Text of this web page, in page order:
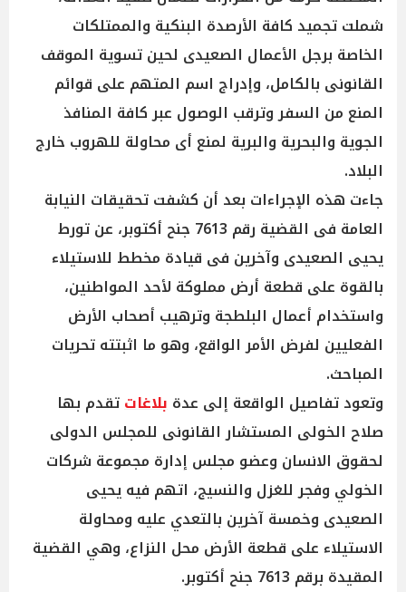
شملت تجميد كافة الأرصدة البنكية والممتلكات
الخاصة برجل الأعمال الصعيدى لحين تسوية الموقف
القانونى بالكامل، وإدراج اسم المتهم على قوائم
المنع من السفر وترقب الوصول عبر كافة المنافذ
الجوية والبحرية والبرية لمنع أى محاولة للهروب خارج
البلاد.
جاءت هذه الإجراءات بعد أن كشفت تحقيقات النيابة
العامة فى القضية رقم 7613 جنح أكتوبر، عن تورط
يحيى الصعيدى وآخرين فى قيادة مخطط للاستيلاء
بالقوة على قطعة أرض مملوكة لأحد المواطنين،
واستخدام أعمال البلطجة وترهيب أصحاب الأرض
الفعليين لفرض الأمر الواقع، وهو ما اثبتته تحريات
المباحث.
وتعود تفاصيل الواقعة إلى عدة بلاغاتتقدم بها
صلاح الخولى المستشار القانونى للمجلس الدولى
لحقوق الانسان وعضو مجلس إدارة مجموعة شركات
الخولي وفجر للغزل والنسيج، اتهم فيه يحيى
الصعيدى وخمسة آخرين بالتعدي عليه ومحاولة
الاستيلاء على قطعة الأرض محل النزاع، وهي القضية
المقيدة برقم 7613 جنح أكتوبر.